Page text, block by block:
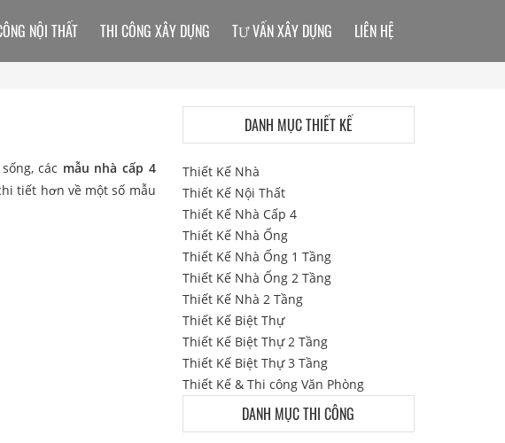
các mẫu nhà cấp 4
tiết hơn về một số mẫu
NỘI THẤT THI CÔNG XÂY DỰNG TƯ VẤN XÂY DỰNG LIÊN HỆ
DANH MỤC THIẾT KẾ
Thiết Kế Nhà
Thiết Kế Nội Thất
Thiết Kế Nhà Cấp 4
Thiết Kế Nhà Ống
Thiết Kế Nhà Ống 1 Tầng
Thiết Kế Nhà Ống 2 Tầng
Thiết Kế Nhà 2 Tầng
Thiết Kế Biệt Thự
Thiết Kế Biệt Thự 2 Tầng
Thiết Kế Biệt Thự 3 Tầng
Thiết Kế & Thi công Văn Phòng
DANH MỤC THI CÔNG